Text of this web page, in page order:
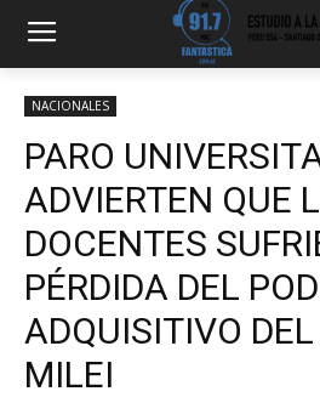
NACIONALES
PARO
ADVIERTEN QUE
DOCENTES
PÉRDIDA DEL
ADQUISITIVO
MILEI